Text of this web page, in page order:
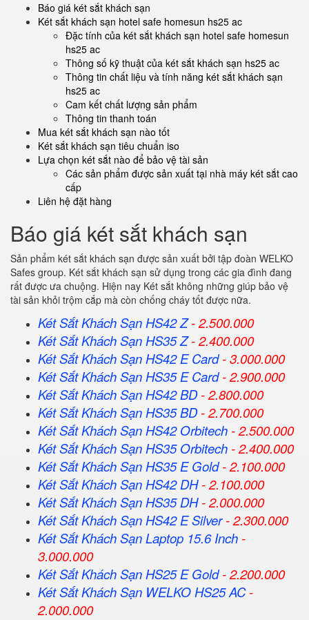
Báo giá két sắt khách sạn
Két sắt khách sạn hotel safe homesun hs25 ac
Đặc tính của két sắt khách sạn hotel safe homesun
hs25 ac
Thông số kỹ thuật của két sắt khách sạn hs25 ac
Thông tin chất liệu và tính năng két sắt khách sạn
hs25 ac
Cam kết chất lượng sản phẩm
Thông tin thanh toán
Mua két sắt khách sạn nào tốt
Két sắt khách sạn tiêu chuẩn iso
Lựa chọn két sắt nào để bảo vệ tài sản
Các sản phẩm được sản xuất tại nhà máy két sắt cao
cấp
Liên hệ đặt hàng
Báo giá két sắt khách sạn
Sản phẩm két sắt khách sạn được sản xuất bởi tập đoàn WELKO
Safes group. Két sắt khách sạn sử dụng trong các gia đình đang
rất được ưa chuộng. Hiện nay Két sắt không những giúp bảo vệ
tài sản khỏi trộm cắp mà còn chống cháy tốt được nữa.
Két Sắt Khách Sạn HS42 Z- 2.500.000
Két Sắt Khách Sạn HS35 Z- 2.400.000
Két Sắt Khách Sạn HS42 E Card- 3.000.000
Két Sắt Khách Sạn HS35 E Card- 2.900.000
Két Sắt Khách Sạn HS42 BD- 2.800.000
Két Sắt Khách Sạn HS35 BD- 2.700.000
Két Sắt Khách Sạn HS42 Orbitech - 2.500.000
Két Sắt Khách Sạn HS35 Orbitech - 2.400.000
Két Sắt Khách Sạn HS35 E Gold- 2.100.000
Két Sắt Khách Sạn HS42 DH- 2.100.000
Két Sắt Khách Sạn HS35 DH- 2.000.000
Két Sắt Khách Sạn HS42 E Silver- 2.300.000
Két Sắt Khách Sạn Laptop 15.6 Inch -
3.000.000
Két Sắt Khách Sạn HS25 E Gold- 2.200.000
Két Sắt Khách Sạn WELKO HS25 AC-
2.000.000